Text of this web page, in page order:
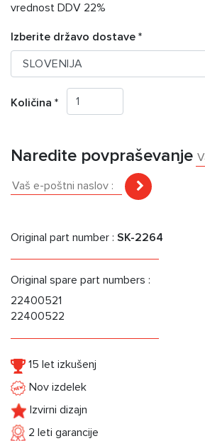
vrednost DDV 22%
Izberite državo dostave *
Količina *
Naredite povpraševanje
Original part number : SK-2264
Original spare part numbers :
22400521
22400522
15 let izkušenj
Nov izdelek
Izvirni dizajn
2 leti garancije